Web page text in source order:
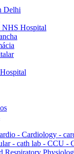
Delhi
NHS Hospital
- Cardiology -
- cath lab - CCU -
Respiratory